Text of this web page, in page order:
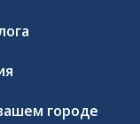
городе